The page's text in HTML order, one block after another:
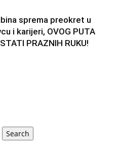
sprema preokret u
i karijeri, OVOG PUTA
PRAZNIH RUKU!
Search